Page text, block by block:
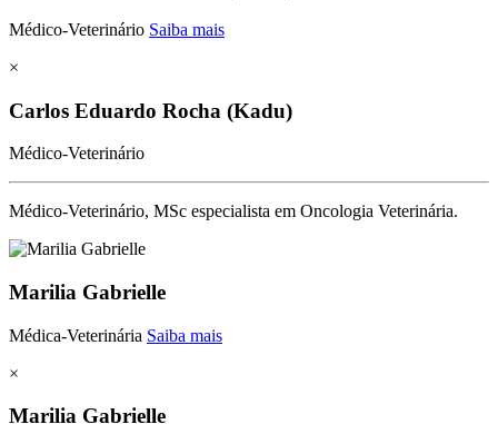
Médico-Veterinário Saiba mais
×
Carlos Eduardo Rocha (Kadu)
Médico-Veterinário
Médico-Veterinário, MSc especialista em Oncologia Veterinária.
Marilia Gabrielle
Médica-Veterinária Saiba mais
×
Marilia Gabrielle